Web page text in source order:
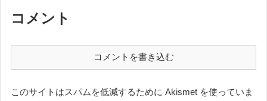
コメント
コメントを書き込む
このサイトはスパムを低減するために Akismet を使っていま